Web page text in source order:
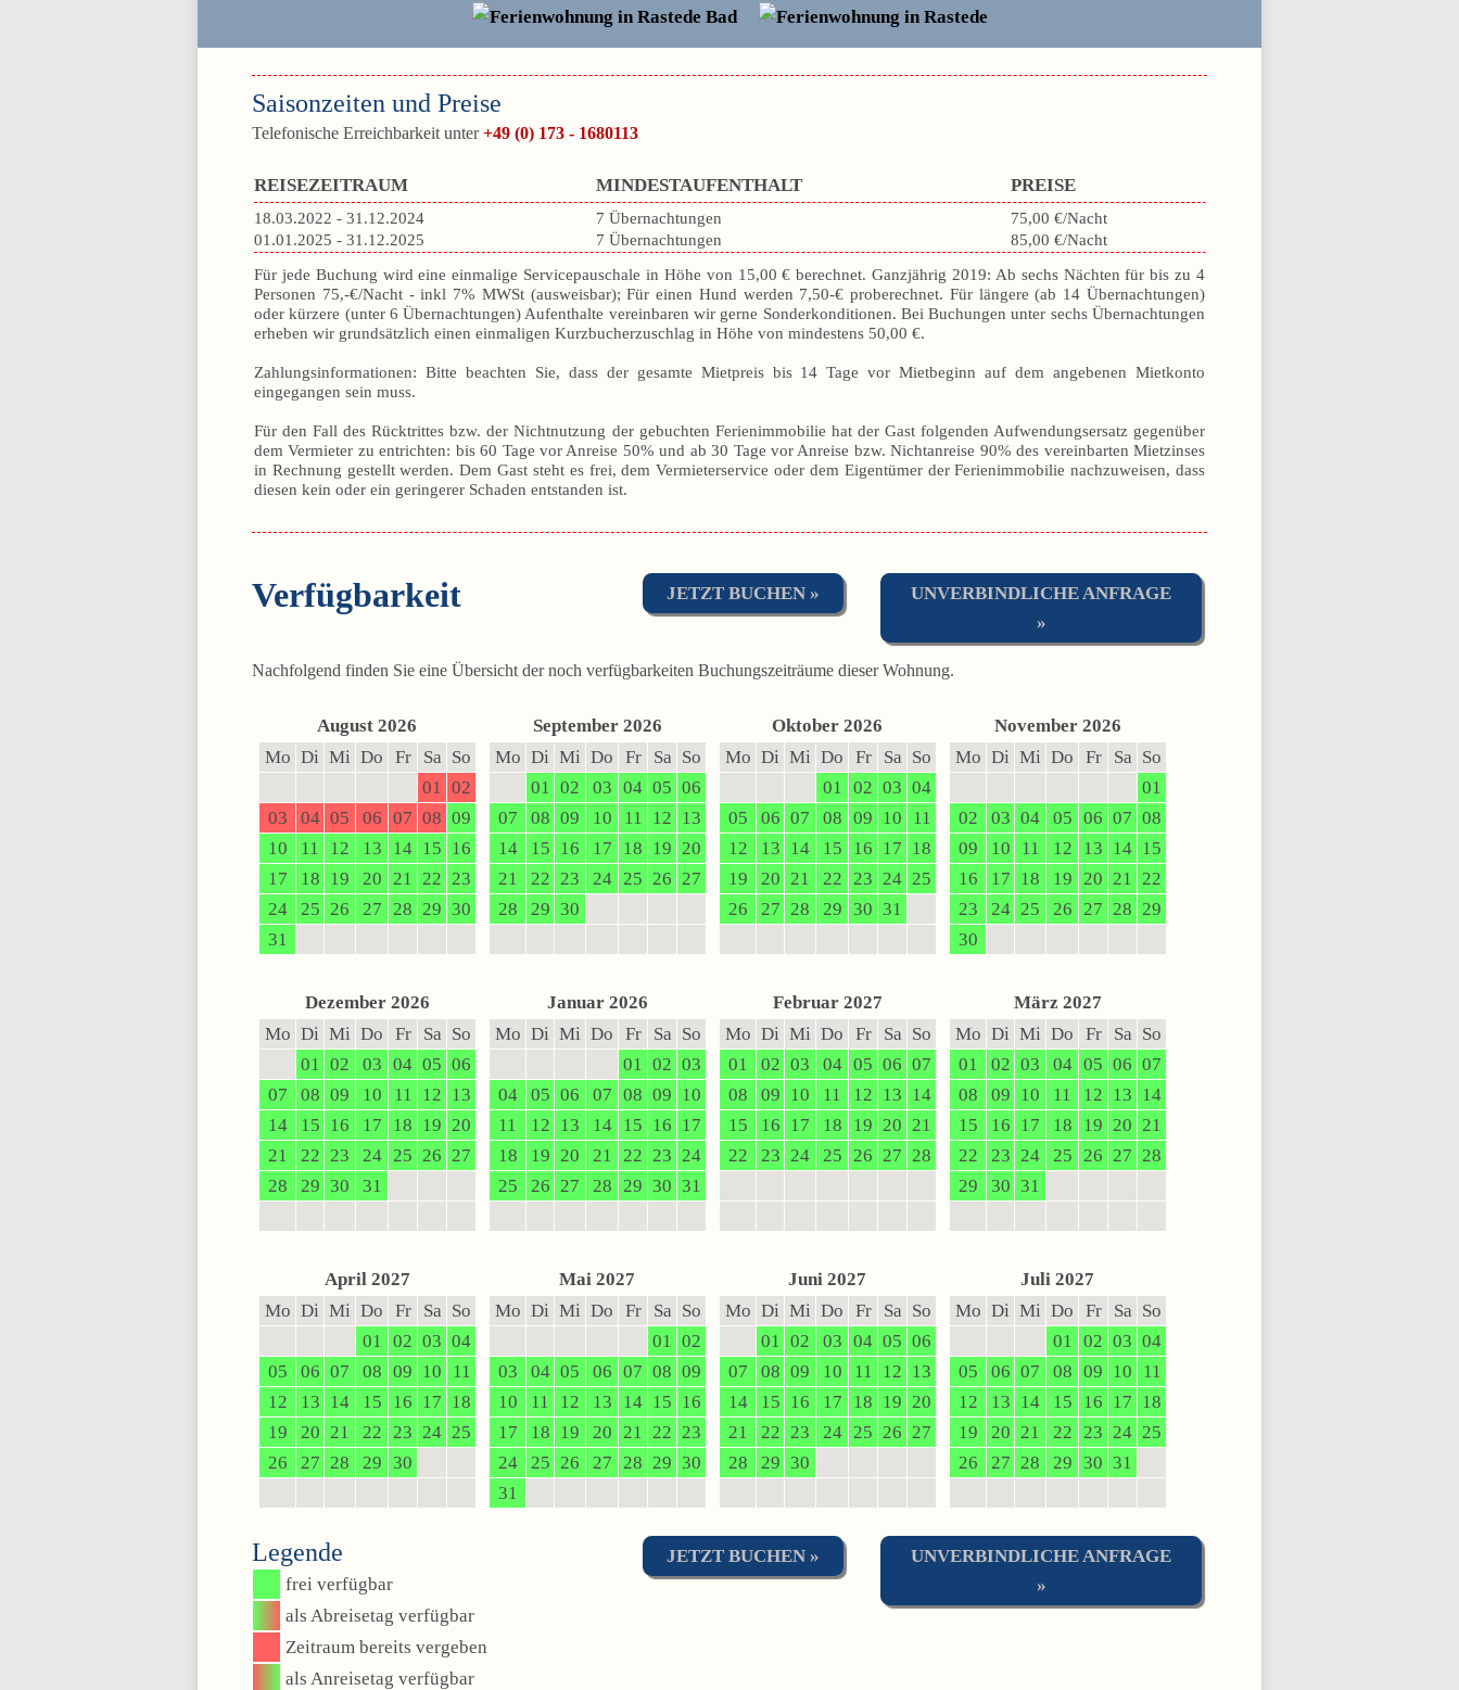
Saisonzeiten und Preise
Telefonische Erreichbarkeit unter+49 (0) 173 - 1680113
REISEZEITRAUM MINDESTAUFENTHALT PREISE
18.03.2022 - 31.12.2024 7 Übernachtungen
75,00 €/Nacht
01.01.2025 - 31.12.2025
7 Übernachtungen
85,00 €/Nacht
Für jede Buchung wird eine einmalige Servicepauschale in Höhe von 15,00 € berechnet. Ganzjährig 2019: Ab sechs Nächten für bis zu 4
Personen 75,-€/Nacht - inkl 7% MWSt (ausweisbar); Für einen Hund werden 7,50-€ proberechnet. Für längere (ab 14 Übernachtungen)
oder kürzere (unter 6 Übernachtungen) Aufenthalte vereinbaren wir gerne Sonderkonditionen. Bei Buchungen unter sechs Übernachtungen
erheben wir grundsätzlich einen einmaligen Kurzbucherzuschlag in Höhe von mindestens 50,00 €.
Zahlungsinformationen: Bitte beachten Sie, dass der gesamte Mietpreis bis 14 Tage vor Mietbeginn auf dem angebenen Mietkonto
eingegangen sein muss.
Für den Fall des Rücktrittes bzw. der Nichtnutzung der gebuchten Ferienimmobilie hat der Gast folgenden Aufwendungsersatz gegenüber
dem Vermieter zu entrichten: bis 60 Tage vor Anreise 50% und ab 30 Tage vor Anreise bzw. Nichtanreise 90% des vereinbarten Mietzinses
in Rechnung gestellt werden. Dem Gast steht es frei, dem Vermieterservice oder dem Eigentümer der Ferienimmobilie nachzuweisen, dass
diesen kein oder ein geringerer Schaden entstanden ist.
UNVERBINDLICHE ANFRAGE
»
JETZT BUCHEN »
Verfügbarkeit
Nachfolgend finden Sie eine Übersicht der noch verfügbarkeiten Buchungszeiträume dieser Wohnung.
August 2026
Mo Di Mi Do Fr Sa So
01
02
03
04 05 06 07 08 09
10
11 12 13 14 15 16
17
18 19 20 21 22 23
24
25 26 27 28 29 30
31
September 2026
Mo Di Mi Do Fr Sa So
01
02 03 04 05 06
07
08 09 10 11 12 13
14
15 16 17 18 19 20
21
22 23 24 25 26 27
28
29 30
Oktober 2026
Mo Di Mi Do Fr Sa So
01
02 03 04
05
06 07 08 09 10
11
12
13 14 15 16 17 18
19
20 21 22 23 24 25
26
27 28 29 30 31
November 2026
Mo Di Mi Do Fr Sa So
01
02
03 04 05 06 07 08
09
10 11 12 13 14 15
16
17 18 19 20 21
22
23
24 25 26 27 28 29
30
Dezember 2026
Mo Di Mi Do Fr Sa So
01
02 03 04 05 06
07
08 09 10 11 12 13
14
15 16 17 18 19 20
21
22 23 24 25 26 27
28
29 30 31
Januar 2026
Mo Di Mi Do Fr Sa So
01
02 03
04
05 06 07 08 09 10
11
12 13 14 15 16 17
18
19 20 21 22 23 24
25
26 27 28 29 30 31
Februar 2027
Mo Di Mi Do Fr Sa So
01
02 03 04 05 06 07
08
09 10 11 12 13 14
15
16 17 18 19 20 21
22
23 24 25 26 27 28
März 2027
Mo Di Mi Do Fr Sa So
01
02 03 04 05 06 07
08
09 10 11 12 13 14
15
16 17 18 19 20 21
22
23 24 25 26 27 28
29
30 31
April 2027
Mo Di Mi Do Fr Sa So
01
02 03 04
05
06 07 08 09 10
11
12
13 14 15 16 17 18
19
20 21 22 23 24 25
26
27 28 29 30
Mai 2027
Mo Di Mi Do Fr Sa So
01
02
03
04 05 06 07 08 09
10
11 12 13 14 15 16
17
18 19 20 21 22 23
24
25 26 27 28 29 30
31
Juni 2027
Mo Di Mi Do Fr Sa So
01
02 03 04 05 06
07
08 09 10 11 12 13
14
15 16 17 18 19 20
21
22 23 24 25 26 27
28
29 30
Juli 2027
Mo Di Mi Do Fr Sa So
01
02 03 04
05
06 07 08 09 10
11
12
13 14 15 16 17 18
19
20 21 22 23 24 25
26
27 28 29 30 31
UNVERBINDLICHE ANFRAGE
»
JETZT BUCHEN »
Legende
frei verfügbar
als Abreisetag verfügbar
Zeitraum bereits vergeben
als Anreisetag verfügbar